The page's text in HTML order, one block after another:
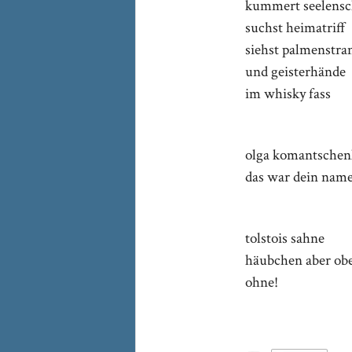
kummert
suchst heimatriff
siehst
und geisterhände
im whisky fass
olga
das war dein
tolstois sahne
häubchen aber
ohne!